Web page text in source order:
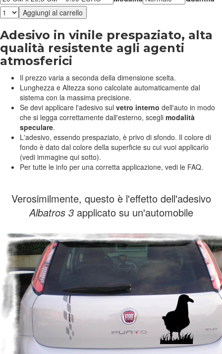
Adesivo in vinile prespaziato, alta
qualità resistente agli agenti
atmosferici
Il prezzo varia a seconda della dimensione scelta.
Lunghezza e Altezza sono calcolate automaticamente dal
sistema con la massima precisione.
Se devi applicare l'adesivo sul vetro interno dell'auto in modo
che si legga correttamente dall'esterno, scegli modalità
speculare.
L'adesivo, essendo prespaziato, è privo di sfondo. Il colore di
fondo è dato dal colore della superficie su cui vuoi applicarlo
(vedi immagine qui sotto).
Per tutte le info per una corretta applicazione, vedi le FAQ.
Verosimilmente, questo è l'effetto dell'adesivo
Albatros 3applicato su un'automobile